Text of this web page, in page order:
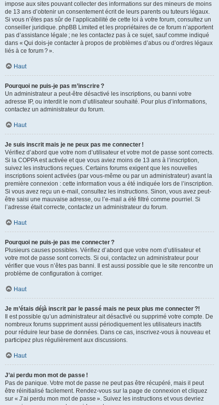
impose aux sites pouvant collecter des informations sur des mineurs de moins
de 13 ans d’obtenir un consentement écrit de leurs parents ou tuteurs légaux.
Si vous n’êtes pas sûr de l’applicabilité de cette loi à votre forum, consultez un
conseiller juridique. phpBB Limited et les propriétaires de ce forum n’apportent
pas d’assistance légale ; ne les contactez pas à ce sujet, sauf comme indiqué
dans « Qui dois-je contacter à propos de problèmes d’abus ou d’ordres légaux
liés à ce forum ? ».
Haut
Pourquoi ne puis-je pas m’inscrire ?
Un administrateur a peut-être désactivé les inscriptions, ou banni votre
adresse IP, ou interdit le nom d’utilisateur souhaité. Pour plus d’informations,
contactez un administrateur du forum.
Haut
Je suis inscrit mais je ne peux pas me connecter !
Vérifiez d’abord que votre nom d’utilisateur et votre mot de passe sont corrects.
Si la COPPA est activée et que vous aviez moins de 13 ans à l’inscription,
suivez les instructions reçues. Certains forums exigent que les nouvelles
inscriptions soient activées (par vous-même ou par un administrateur) avant la
première connexion : cette information vous a été indiquée lors de l’inscription.
Si vous avez reçu un e-mail, consultez les instructions. Sinon, vous avez peut-
être saisi une mauvaise adresse, ou l’e-mail a été filtré comme pourriel. Si
l’adresse était correcte, contactez un administrateur du forum.
Haut
Pourquoi ne puis-je pas me connecter ?
Plusieurs causes possibles. Vérifiez d’abord que votre nom d’utilisateur et
votre mot de passe sont corrects. Si oui, contactez un administrateur pour
vérifier que vous n’êtes pas banni. Il est aussi possible que le site rencontre un
problème de configuration à corriger.
Haut
Je m’étais déjà inscrit par le passé mais ne peux plus me connecter ?!
Il est possible qu’un administrateur ait désactivé ou supprimé votre compte. De
nombreux forums suppriment aussi périodiquement les utilisateurs inactifs
pour réduire leur base de données. Dans ce cas, inscrivez-vous à nouveau et
participez plus régulièrement aux discussions.
Haut
J’ai perdu mon mot de passe !
Pas de panique. Votre mot de passe ne peut pas être récupéré, mais il peut
être réinitialisé facilement. Rendez-vous sur la page de connexion et cliquez
sur « J’ai perdu mon mot de passe ». Suivez les instructions et vous devriez